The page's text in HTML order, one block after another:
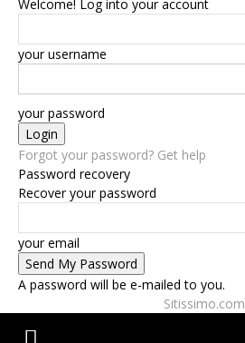
Welcome! Log into your account
your username
your password
Forgot your password? Get help
Password recovery
Recover your password
your email
A password will be e-mailed to you.
Sitissimo.com